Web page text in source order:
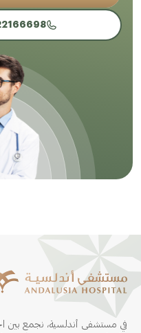
في مستشفى أندلسية، نجمع بين